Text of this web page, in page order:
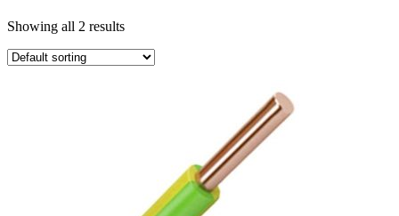
Showing all 2 results